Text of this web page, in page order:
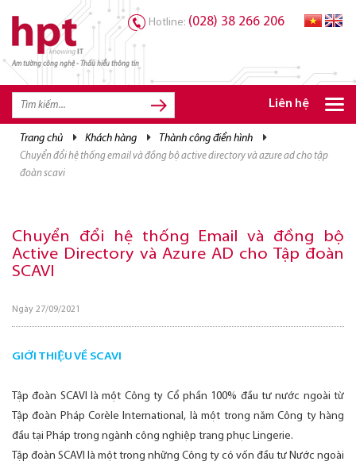
Am tường công nghệ - Thấu hiểu thông tin
Hotline: (028) 38 266 206
Liên hệ
trang chủ khách hàng thành công điển hình
chuyển đổi hệ thống email và đồng bộ active directory và azure ad cho tập
đoàn scavi
Chuyển đổi hệ thống Email và đồng bộ
Active Directory và Azure AD cho Tập đoàn
SCAVI
Ngày 27/09/2021
GIỚI THIỆU VỀ SCAVI
Tập đoàn SCAVI là một Công ty Cổ phần 100% đầu tư nước ngoài từ
Tập đoàn Pháp Corèle International, là một trong năm Công ty hàng
đầu tại Pháp trong ngành công nghiệp trang phục Lingerie.
Tập đoàn SCAVI là một trong những Công ty có vốn đầu tư Nước ngoài
TRANG CHỦ
TRANG CHỦ
GIẢI PHÁP
CƠ HỘI NGHỀ NGHIỆP